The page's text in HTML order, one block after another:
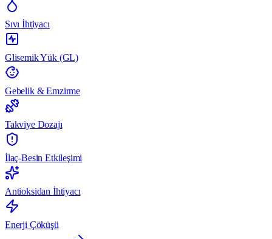
Sıvı İhtiyacı
Glisemik Yük (GL)
Gebelik & Emzirme
Takviye Dozajı
İlaç-Besin Etkileşimi
Antioksidan İhtiyacı
Enerji Çöküşü